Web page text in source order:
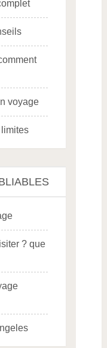
voyage
? que